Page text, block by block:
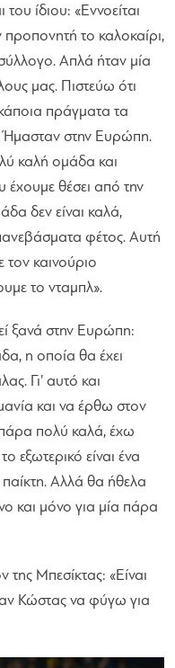
του ίδιου: «Εννοείται
το καλοκαίρι,
σύλλογο. Απλά ήταν μία
μας. Πιστεύω ότι
πράγματα τα
Ήμασταν στην Ευρώπη.
καλή ομάδα και
έχουμε θέσει από την
δεν είναι καλά,
φέτος. Αυτή
τον καινούριο
το νταμπλ».
ξανά στην Ευρώπη:
η οποία θα έχει
Γι’ αυτό και
και να έρθω στον
πάρα πολύ καλά, έχω
εξωτερικό είναι ένα
Αλλά θα ήθελα
και μόνο για μία πάρα
της Μπεσίκτας: «Είναι
Κώστας να φύγω για